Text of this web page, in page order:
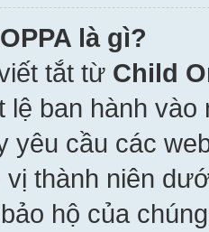
là gì?
tắt từ Child
ban hành
yêu cầu các
thành niên
hộ của